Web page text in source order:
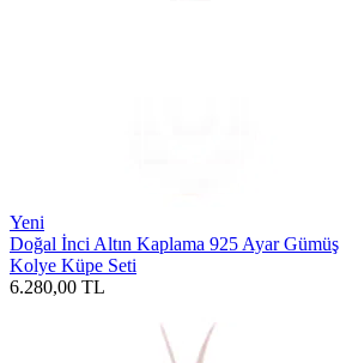
Yeni
Doğal İnci Altın Kaplama 925 Ayar Gümüş
Kolye Küpe Seti
6.280,00 TL